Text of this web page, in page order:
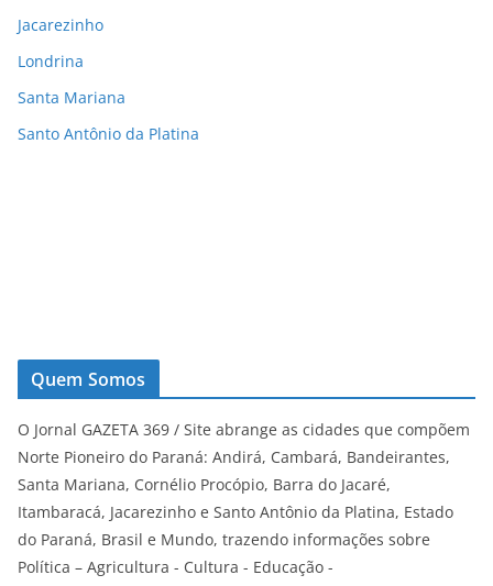
Jacarezinho
Londrina
Santa Mariana
Santo Antônio da Platina
Quem Somos
O Jornal GAZETA 369 / Site abrange as cidades que compõem
Norte Pioneiro do Paraná: Andirá, Cambará, Bandeirantes,
Santa Mariana, Cornélio Procópio, Barra do Jacaré,
Itambaracá, Jacarezinho e Santo Antônio da Platina, Estado
do Paraná, Brasil e Mundo, trazendo informações sobre
Política – Agricultura - Cultura - Educação -